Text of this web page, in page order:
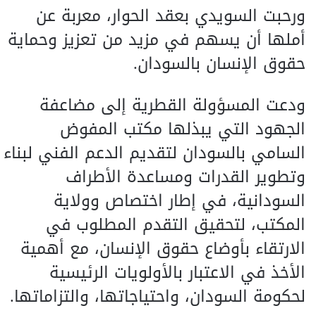
ورحبت السويدي بعقد الحوار، معربة عن
أملها أن يسهم في مزيد من تعزيز وحماية
حقوق الإنسان بالسودان.
ودعت المسؤولة القطرية إلى مضاعفة
الجهود التي يبذلها مكتب المفوض
السامي بالسودان لتقديم الدعم الفني لبناء
وتطوير القدرات ومساعدة الأطراف
السودانية، في إطار اختصاص وولاية
المكتب، لتحقيق التقدم المطلوب في
الارتقاء بأوضاع حقوق الإنسان، مع أهمية
الأخذ في الاعتبار بالأولويات الرئيسية
لحكومة السودان، واحتياجاتها، والتزاماتها.